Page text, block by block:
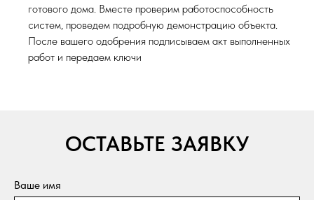
готового дома. Вместе проверим работоспособность
систем, проведем подробную демонстрацию объекта.
После вашего одобрения подписываем акт выполненных
работ и передаем ключи
ОСТАВЬТЕ ЗАЯВКУ
Ваше имя